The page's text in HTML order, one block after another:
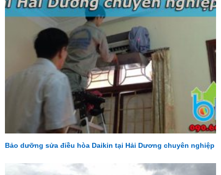
Bảo dưỡng sửa điều hòa Daikin tại Hải Dương chuyên nghiệp